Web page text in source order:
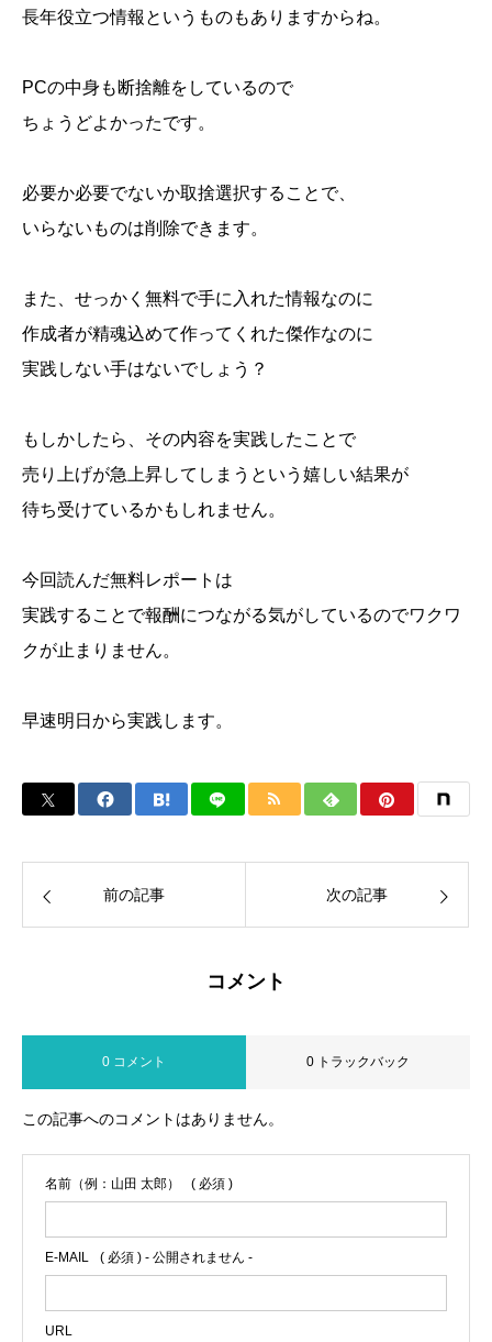
長年役立つ情報というものもありますからね。
PCの中身も断捨離をしているので
ちょうどよかったです。
必要か必要でないか取捨選択することで、
いらないものは削除できます。
また、せっかく無料で手に入れた情報なのに
作成者が精魂込めて作ってくれた傑作なのに
実践しない手はないでしょう？
もしかしたら、その内容を実践したことで
売り上げが急上昇してしまうという嬉しい結果が
待ち受けているかもしれません。
今回読んだ無料レポートは
実践することで報酬につながる気がしているのでワクワ
クが止まりません。
早速明日から実践します。
前の記事 次の記事
コメント
0 コメント 0 トラックバック
この記事へのコメントはありません。
名前（例：山田 太郎） ( 必須 )
E-MAIL ( 必須 ) - 公開されません -
URL